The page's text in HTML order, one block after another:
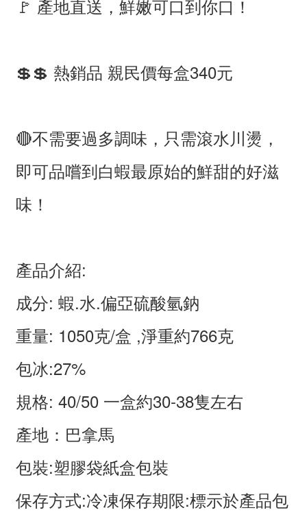
🚩 產地直送，鮮嫩可口到你口！
💲💲 熱銷品 親民價每盒340元
🔴不需要過多調味，只需滾水川燙，
即可品嚐到白蝦最原始的鮮甜的好滋
味！
產品介紹:
成分: 蝦.水.偏亞硫酸氫鈉
重量: 1050克/盒 ,淨重約766克
包冰:27%
規格: 40/50 一盒約30-38隻左右
產地：巴拿馬
包裝:塑膠袋紙盒包裝
保存方式:冷凍保存期限:標示於產品包